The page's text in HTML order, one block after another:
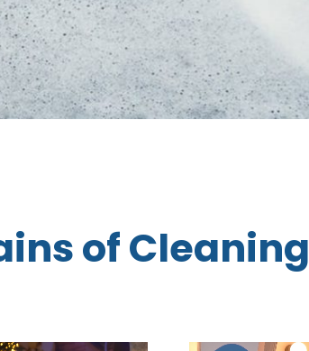
of Cleaning